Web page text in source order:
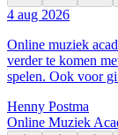
4 aug 2026
Online muziek
verder te komen
spelen. Ook voor
Henny Postma
Online Muziek